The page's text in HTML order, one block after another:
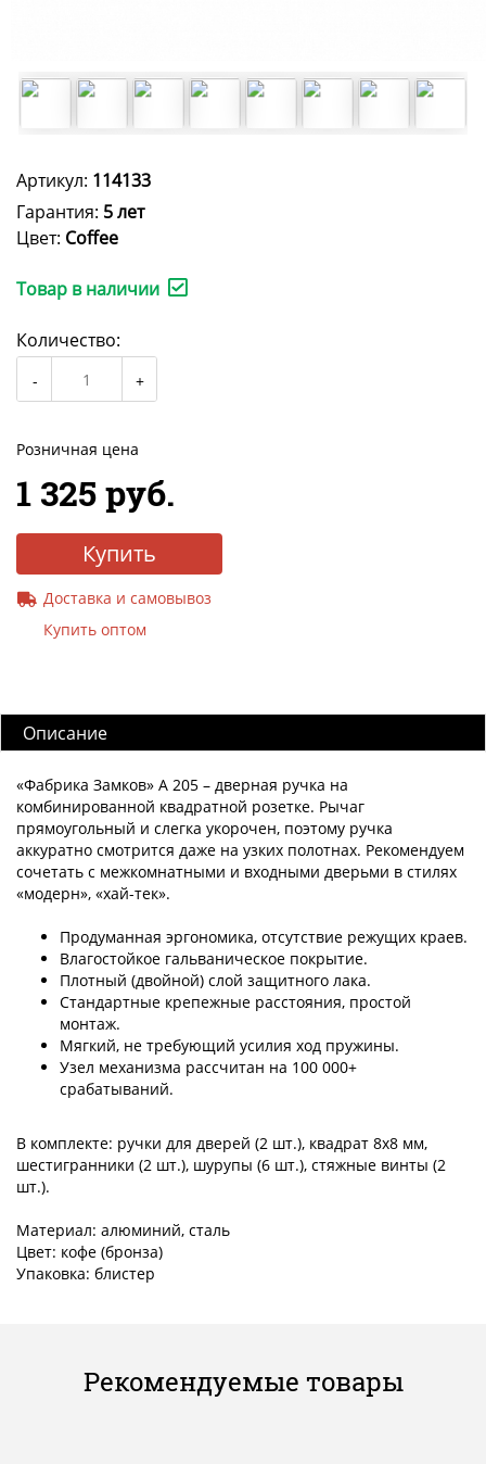
Артикул: 114133
Гарантия: 5 лет
Цвет: Coffee
Товар в наличии
Количество:
Розничная цена
1 325 руб.
Купить
Доставка и самовывоз
Купить оптом
Описание
«Фабрика Замков» A 205 – дверная ручка на
комбинированной квадратной розетке. Рычаг
прямоугольный и слегка укорочен, поэтому ручка
аккуратно смотрится даже на узких полотнах. Рекомендуем
сочетать с межкомнатными и входными дверьми в стилях
«модерн», «хай-тек».
Продуманная эргономика, отсутствие режущих краев.
Влагостойкое гальваническое покрытие.
Плотный (двойной) слой защитного лака.
Стандартные крепежные расстояния, простой
монтаж.
Мягкий, не требующий усилия ход пружины.
Узел механизма рассчитан на 100 000+
срабатываний.
В комплекте: ручки для дверей (2 шт.), квадрат 8x8 мм,
шестигранники (2 шт.), шурупы (6 шт.), стяжные винты (2
шт.).
Материал: алюминий, сталь
Цвет: кофе (бронза)
Упаковка: блистер
Рекомендуемые товары